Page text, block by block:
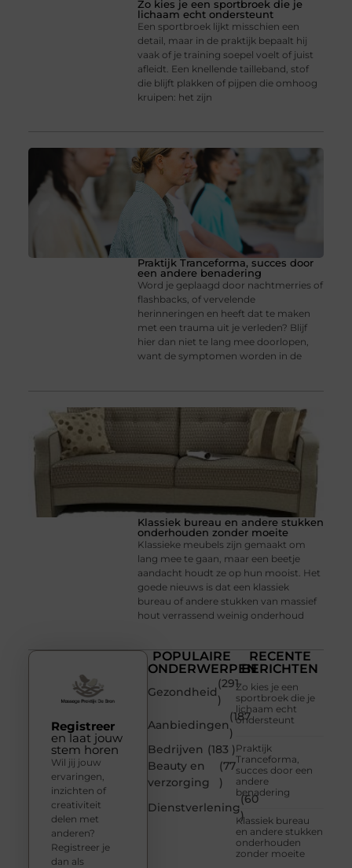
Zo kies je een sportbroek die je
lichaam echt ondersteunt
Een sportbroek lijkt misschien een
detail, maar in de praktijk bepaalt hij
vaak of je training soepel voelt of juist
afleidt. Een knellende tailleband, stof
die blijft plakken of pijpen die omhoog
kruipen: het zijn
Praktijk Tranceforma, succes door
een andere benadering
Word je geplaagd door nachtmerries of
flashbacks, of vervelende
herinneringen en heeft dat te maken
met een trauma uit je verleden? Blijf
hier dan niet te lang mee doorlopen,
want de symptomen worden in de
Klassiek bureau en andere stukken
onderhouden zonder moeite
Klassieke meubels zijn gemaakt om
lang mee te gaan, maar een beetje
aandacht houdt ze op hun mooist. Het
goede nieuws is dat een klassiek
bureau of andere stukken van massief
hout verrassend weinig onderhoud
POPULAIRE
ONDERWERPEN
Gezondheid
(291
)
Aanbiedingen
(187
)
Bedrijven (183 )
Beauty en
verzorging
(77
)
Dienstverlening
(60
)
RECENTE
BERICHTEN
Zo kies je een
sportbroek die je
lichaam echt
ondersteunt
Praktijk
Tranceforma,
succes door een
andere
benadering
Klassiek bureau
en andere stukken
onderhouden
zonder moeite
Registreer
en laat jouw
stem horen
Wil jij jouw
ervaringen,
inzichten of
creativiteit
delen met
anderen?
Registreer je
dan als